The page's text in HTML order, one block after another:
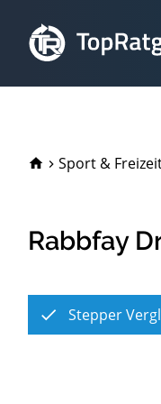
Sport &
Rabbfay
Stepper